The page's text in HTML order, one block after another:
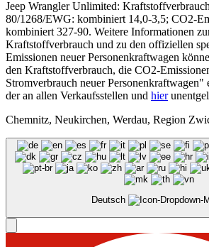
Jeep Wrangler Unlimited:
80/1268/EWG: kombiniert 14,0-3,5; CO2-
kombiniert 327-90. Weitere Informationen
Kraftstoffverbrauch und zu den offiziellen
Emissionen neuer Personenkraftwagen
den Kraftstoffverbrauch, die CO2-
Stromverbrauch neuer Personenkraftwagen"
der an allen Verkaufsstellen und hier
Chemnitz, Neukirchen, Werdau, Region
Deutsch